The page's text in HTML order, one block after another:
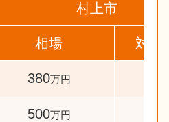
村上市
相場 対象
380万円
500万円